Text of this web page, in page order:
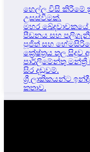
හෙල්ල විසි කිරීමේ
උසස්වීමක්.
මහර ඛේදවාචකයේ
පීඩනය සහ
පූජිත් සහ
ක්‍රේෂ්ත්‍රය තුල
පාර්ලිමේන්තු
සිර දඬුවම්.
ශ්‍රී ලාකිකයන්ට
කතාව.